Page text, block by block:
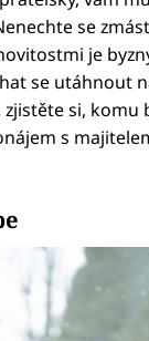
se
je
se utáhnout
si, komu
s